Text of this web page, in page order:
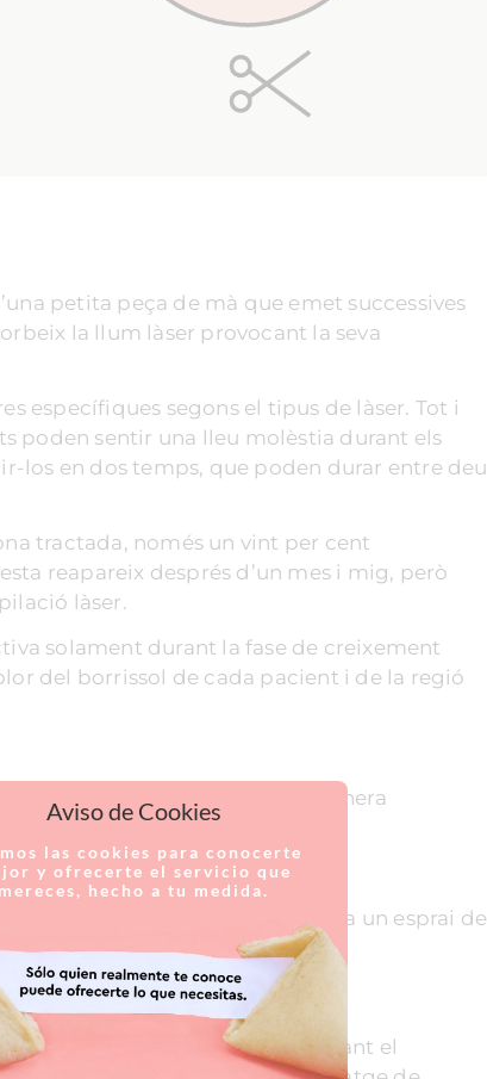
petita peça de mà que emet successives
la llum làser provocant la seva
específiques segons el tipus de làser. Tot i
poden sentir una lleu molèstia durant els
los en dos temps, que poden durar entre deu
tractada, només un vint per cent
reapareix després d’un mes i mig, però
làser.
solament durant la fase de creixement
del borrissol de cada pacient i de la regió
de l’especialista de manera
anestèsia. Únicament s’aplica un esprai de
evitar possibles molèsties lleus.
pilós de forma selectiva evitant el
Aviso de Cookies
las cookies para conocerte
y ofrecerte el servicio que
mereces, hecho a tu medida.